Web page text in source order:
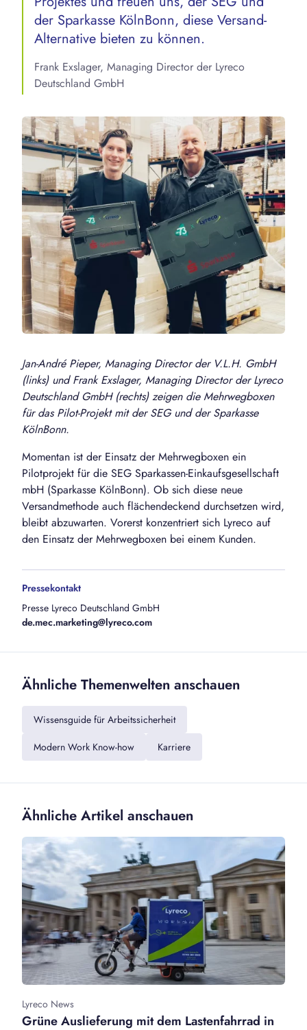
der Sparkasse KölnBonn, diese Versand-
Alternative bieten zu können.
Frank Exslager, Managing Director der Lyreco
Deutschland GmbH
Jan-André Pieper, Managing Director der V.L.H. GmbH
(links) und Frank Exslager, Managing Director der Lyreco
Deutschland GmbH (rechts) zeigen die Mehrwegboxen
für das Pilot-Projekt mit der SEG und der Sparkasse
KölnBonn.
Momentan ist der Einsatz der Mehrwegboxen ein
Pilotprojekt für die SEG Sparkassen-Einkaufsgesellschaft
mbH (Sparkasse KölnBonn). Ob sich diese neue
Versandmethode auch flächendeckend durchsetzen wird,
bleibt abzuwarten. Vorerst konzentriert sich Lyreco auf
den Einsatz der Mehrwegboxen bei einem Kunden.
Pressekontakt
Presse Lyreco Deutschland GmbH
de.mec.marketing@lyreco.com
Ähnliche Themenwelten anschauen
Wissensguide für Arbeitssicherheit
Modern Work Know-how
Karriere
Ähnliche Artikel anschauen
Lyreco News
Grüne Auslieferung mit dem Lastenfahrrad in